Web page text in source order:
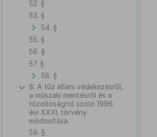
52. §
53. §
54. §
55. §
56. §
57. §
58. §
8. A tűz elleni védekezésről,
a műszaki mentésről és a
tűzoltóságról szóló 1996.
évi XXXI. törvény
módosítása
59. §